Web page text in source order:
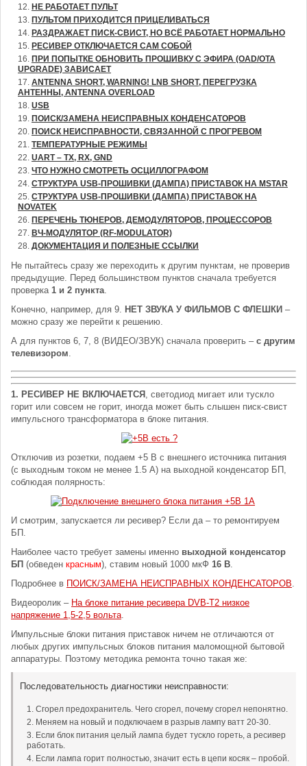
НЕ РАБОТАЕТ ПУЛЬТ
ПУЛЬТОМ ПРИХОДИТСЯ ПРИЦЕЛИВАТЬСЯ
РАЗДРАЖАЕТ ПИСК-СВИСТ, НО ВСЁ РАБОТАЕТ НОРМАЛЬНО
РЕСИВЕР ОТКЛЮЧАЕТСЯ САМ СОБОЙ
ПРИ ПОПЫТКЕ ОБНОВИТЬ ПРОШИВКУ С ЭФИРА (OAD/OTA
UPGRADE) ЗАВИСАЕТ
ANTENNA SHORT, WARNING! LNB SHORT, ПЕРЕГРУЗКА
АНТЕННЫ, ANTENNA OVERLOAD
USB
ПОИСК/ЗАМЕНА НЕИСПРАВНЫХ КОНДЕНСАТОРОВ
ПОИСК НЕИСПРАВНОСТИ, СВЯЗАННОЙ С ПРОГРЕВОМ
ТЕМПЕРАТУРНЫЕ РЕЖИМЫ
UART – TX, RX, GND
ЧТО НУЖНО СМОТРЕТЬ ОСЦИЛЛОГРАФОМ
СТРУКТУРА USB-ПРОШИВКИ (ДАМПА) ПРИСТАВОК НА MSTAR
СТРУКТУРА USB-ПРОШИВКИ (ДАМПА) ПРИСТАВОК НА
NOVATEK
ПЕРЕЧЕНЬ ТЮНЕРОВ, ДЕМОДУЛЯТОРОВ, ПРОЦЕССОРОВ
ВЧ-МОДУЛЯТОР (RF-MODULATOR)
ДОКУМЕНТАЦИЯ И ПОЛЕЗНЫЕ ССЫЛКИ
Не пытайтесь сразу же переходить к другим пунктам, не проверив
предыдущие. Перед большинством пунктов сначала требуется
проверка 1 и 2 пункта
Конечно, например, для 9. НЕТ ЗВУКА У ФИЛЬМОВ С ФЛЕШКИ –
можно сразу же перейти к решению.
А для пунктов 6, 7, 8 (ВИДЕО/ЗВУК) сначала проверить – с другим
телевизором
1. РЕСИВЕР НЕ ВКЛЮЧАЕТСЯ , светодиод мигает или тускло
горит или совсем не горит, иногда может быть слышен писк-свист
импульсного трансформатора в блоке питания.
Отключив из розетки, подаем +5 В с внешнего источника питания
(с выходным током не менее 1.5 А) на выходной конденсатор БП,
соблюдая полярность:
И смотрим, запускается ли ресивер? Если да – то ремонтируем
БП.
Наиболее часто требует замены именно выходной конденсатор
БП (обведен красным), ставим новый 1000 мкФ 16 В.
Подробнее в ПОИСК/ЗАМЕНА НЕИСПРАВНЫХ КОНДЕНСАТОРОВ.
Видеоролик – На блоке питание ресивера DVB-T2 низкое
напряжение 1,5-2,5 вольта.
Импульсные блоки питания приставок ничем не отличаются от
любых других импульсных блоков питания маломощной бытовой
аппаратуры. Поэтому методика ремонта точно такая же:
Последовательность диагностики неисправности:
Сгорел предохранитель. Чего сгорел, почему сгорел непонятно.
Меняем на новый и подключаем в разрыв лампу ватт 20-30.
Если блок питания целый лампа будет тускло гореть, а ресивер
работать.
Если лампа горит полностью, значит есть в цепи косяк – пробой.